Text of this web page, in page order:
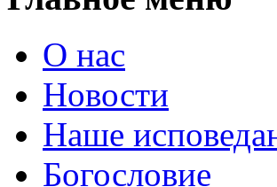
О нас
Новости
Наше
Богословие